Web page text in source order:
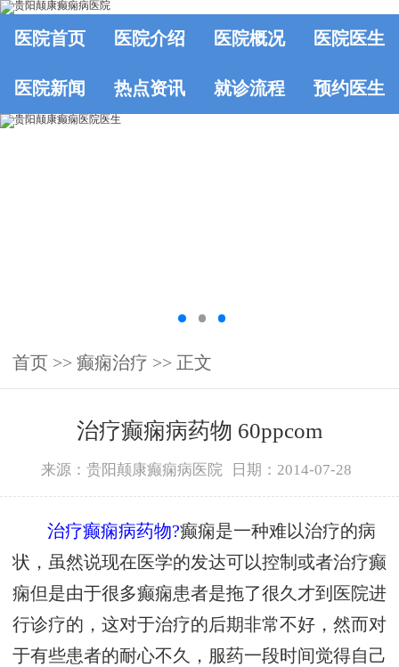
医院首页 医院介绍 医院概况 医院医生
医院新闻 热点资讯 就诊流程 预约医生
首页 >> 癫痫治疗 >> 正文
治疗癫痫病药物 60ppcom
来源：贵阳颠康癫痫病医院 日期：2014-07-28
治疗癫痫病药物?癫痫是一种难以治疗的病
状，虽然说现在医学的发达可以控制或者治疗癫
痫但是由于很多癫痫患者是拖了很久才到医院进
行诊疗的，这对于治疗的后期非常不好，然而对
于有些患者的耐心不久，服药一段时间觉得自己